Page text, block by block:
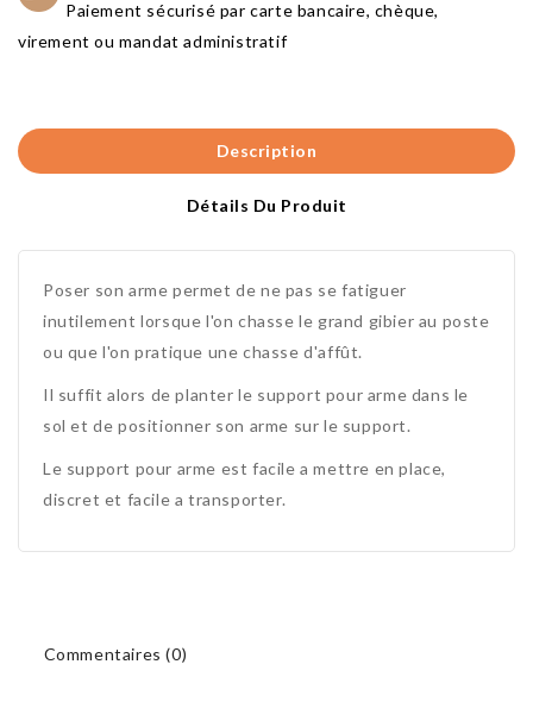
Paiement sécurisé par carte bancaire, chèque,
virement ou mandat administratif
Description
Détails Du Produit
Poser son arme permet de ne pas se fatiguer
inutilement lorsque l'on chasse le grand gibier au poste
ou que l'on pratique une chasse d'affût.
Il suffit alors de planter le support pour arme dans le
sol et de positionner son arme sur le support.
Le support pour arme est facile a mettre en place,
discret et facile a transporter.
Commentaires (0)